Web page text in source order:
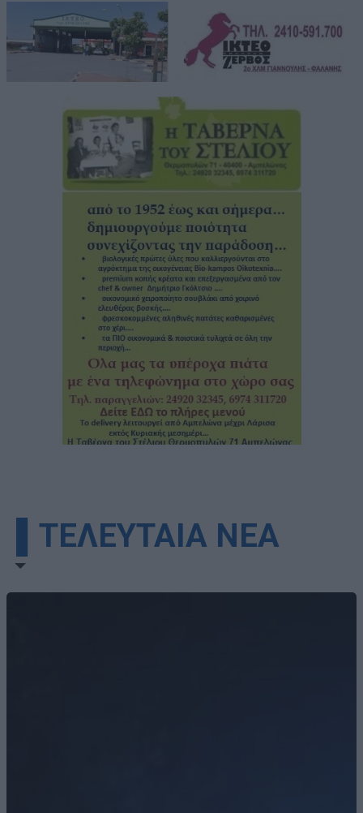
▌ΤΕΛΕΥΤΑΙΑ ΝΕΑ